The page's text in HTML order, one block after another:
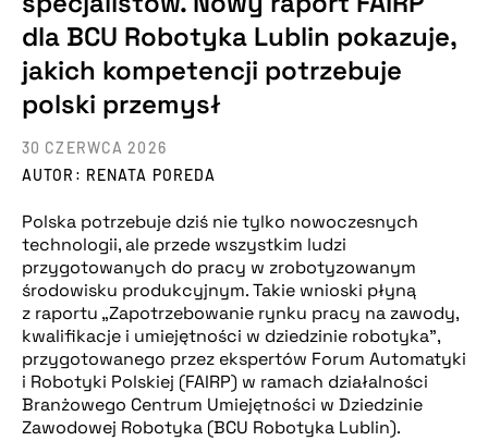
dla BCU Robotyka Lublin pokazuje,
jakich kompetencji potrzebuje
polski przemysł
AUTOR: RENATA POREDA
30 CZERWCA 2026
Polska potrzebuje dziś nie tylko nowoczesnych
technologii, ale przede wszystkim ludzi
przygotowanych do pracy w zrobotyzowanym
środowisku produkcyjnym. Takie wnioski płyną
z raportu „Zapotrzebowanie rynku pracy na zawody,
kwalifikacje i umiejętności w dziedzinie robotyka”,
przygotowanego przez ekspertów Forum Automatyki
i Robotyki Polskiej (FAIRP) w ramach działalności
Branżowego Centrum Umiejętności w Dziedzinie
Zawodowej Robotyka (BCU Robotyka Lublin).